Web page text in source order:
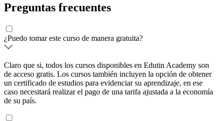
Preguntas frecuentes
¿Puedo tomar este curso de manera gratuita?
Claro que si, todos los cursos disponibles en Edutin Academy son
de acceso gratis. Los cursos también incluyen la opción de obtener
un certificado de estudios para evidenciar su aprendizaje, en ese
caso necesitará realizar el pago de una tarifa ajustada a la economía
de su país.